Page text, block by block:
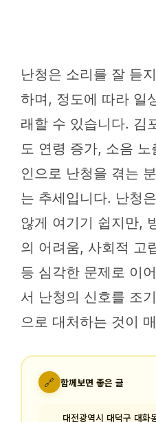
난청은 소리를 잘 듣
하며, 정도에 따라 일
래할 수 있습니다. 김
도 연령 증가, 소음
인으로 난청을 겪는
는 추세입니다. 난청
않게 여기기 쉽지만,
의 어려움, 사회적 고
등 심각한 문제로 이
서 난청의 신호를 조
으로 대처하는 것이
🔗 함께보면 좋은 글
대전광역시 대덕구 대화